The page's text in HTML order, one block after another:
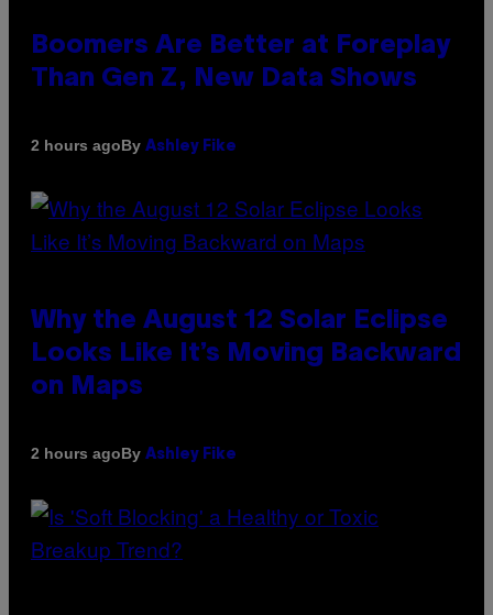
Boomers Are Better at Foreplay
Than Gen Z, New Data Shows
2 hours agoBy Ashley Fike
Why the August 12 Solar Eclipse
Looks Like It’s Moving Backward
on Maps
2 hours agoBy Ashley Fike